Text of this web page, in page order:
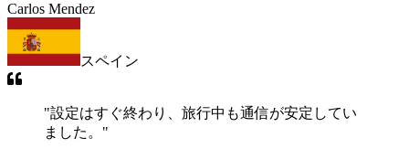
Carlos Mendez
スペイン
"設定はすぐ終わり、旅行中も通信が安定してい
ました。 "